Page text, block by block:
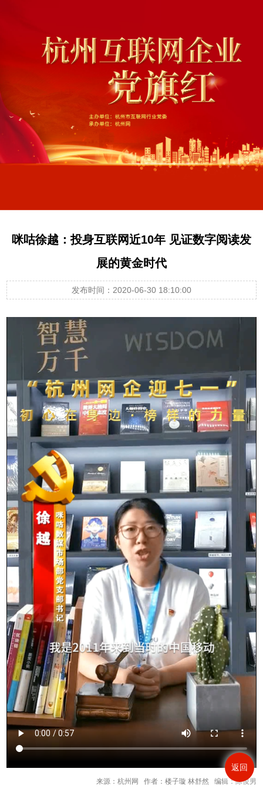
返回
咪咕徐越：投身互联网近10年 见证数字阅读发
展的黄金时代
发布时间：2020-06-30 18:10:00
来源：杭州网 作者：楼子璇 林舒然 编辑：陈俊男